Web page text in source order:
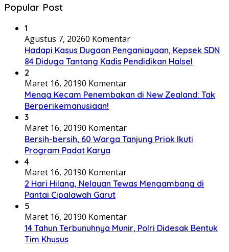
Popular Post
1
Agustus 7, 20260 Komentar
Hadapi Kasus Dugaan Penganiayaan, Kepsek SDN
84 Diduga Tantang Kadis Pendidikan Halsel
2
Maret 16, 20190 Komentar
Menag Kecam Penembakan di New Zealand: Tak
Berperikemanusiaan!
3
Maret 16, 20190 Komentar
Bersih-bersih, 60 Warga Tanjung Priok Ikuti
Program Padat Karya
4
Maret 16, 20190 Komentar
2 Hari Hilang, Nelayan Tewas Mengambang di
Pantai Cipalawah Garut
5
Maret 16, 20190 Komentar
14 Tahun Terbunuhnya Munir, Polri Didesak Bentuk
Tim Khusus